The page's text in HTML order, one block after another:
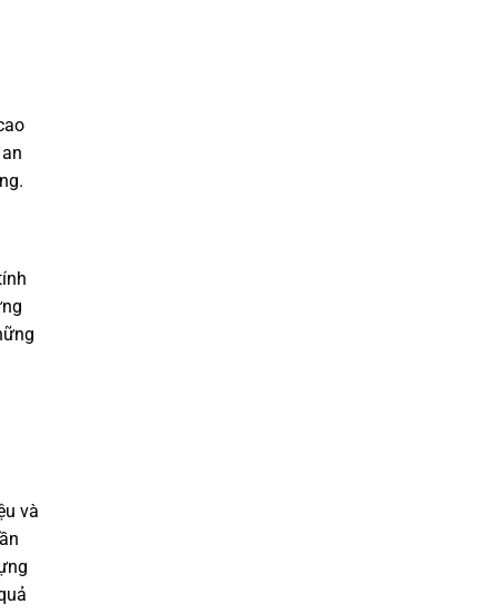
và